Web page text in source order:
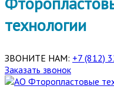
технологии
ЗВОНИТЕ НАМ: +7 (812)
Заказать звонок